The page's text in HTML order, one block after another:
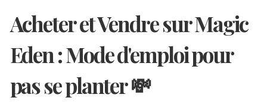
Acheter et Vendre sur Magic
Eden : Mode d'emploi pour
pas se planter 💸